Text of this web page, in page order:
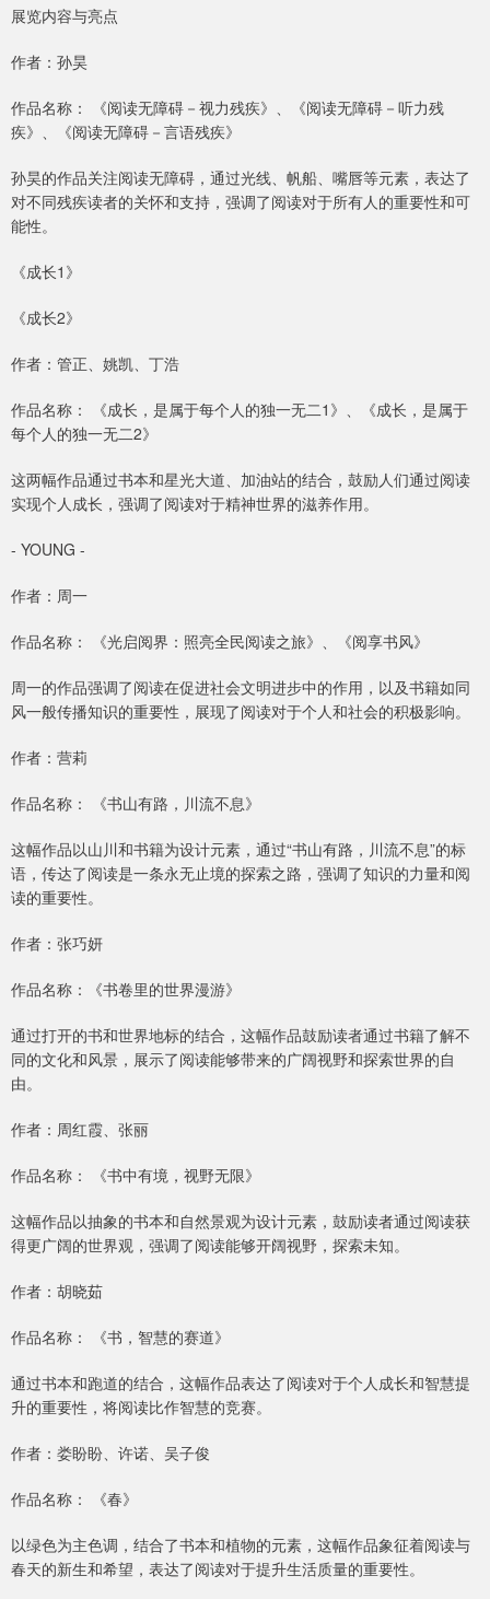
展览内容与亮点
作者：孙昊
作品名称： 《阅读无障碍－视力残疾》、《阅读无障碍－听力残
疾》、《阅读无障碍－言语残疾》
孙昊的作品关注阅读无障碍，通过光线、帆船、嘴唇等元素，表达了
对不同残疾读者的关怀和支持，强调了阅读对于所有人的重要性和可
能性。
《成长1》
《成长2》
作者：管正、姚凯、丁浩
作品名称： 《成长，是属于每个人的独一无二1》、《成长，是属于
每个人的独一无二2》
这两幅作品通过书本和星光大道、加油站的结合，鼓励人们通过阅读
实现个人成长，强调了阅读对于精神世界的滋养作用。
- YOUNG -
作者：周一
作品名称： 《光启阅界：照亮全民阅读之旅》、《阅享书风》
周一的作品强调了阅读在促进社会文明进步中的作用，以及书籍如同
风一般传播知识的重要性，展现了阅读对于个人和社会的积极影响。
作者：营莉
作品名称： 《书山有路，川流不息》
这幅作品以山川和书籍为设计元素，通过“书山有路，川流不息”的标
语，传达了阅读是一条永无止境的探索之路，强调了知识的力量和阅
读的重要性。
作者：张巧妍
作品名称：《书卷里的世界漫游》
通过打开的书和世界地标的结合，这幅作品鼓励读者通过书籍了解不
同的文化和风景，展示了阅读能够带来的广阔视野和探索世界的自
由。
作者：周红霞、张丽
作品名称： 《书中有境，视野无限》
这幅作品以抽象的书本和自然景观为设计元素，鼓励读者通过阅读获
得更广阔的世界观，强调了阅读能够开阔视野，探索未知。
作者：胡晓茹
作品名称： 《书，智慧的赛道》
通过书本和跑道的结合，这幅作品表达了阅读对于个人成长和智慧提
升的重要性，将阅读比作智慧的竞赛。
作者：娄盼盼、许诺、吴子俊
作品名称： 《春》
以绿色为主色调，结合了书本和植物的元素，这幅作品象征着阅读与
春天的新生和希望，表达了阅读对于提升生活质量的重要性。